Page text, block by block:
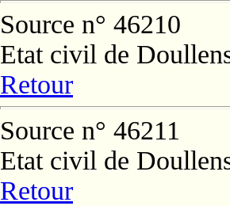
Source n° 46210
Etat civil de
Retour
Source n° 46211
Etat civil de
Retour